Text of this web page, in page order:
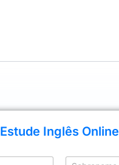
Estude Inglês Online